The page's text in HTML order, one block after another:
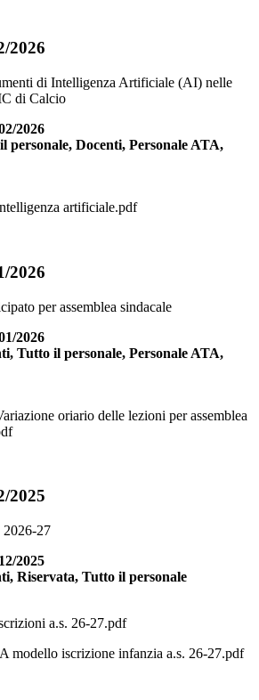
2026
di Intelligenza Artificiale (AI) nelle
di Calcio
2026
personale, Docenti, Personale ATA,
artificiale.pdf
2026
per assemblea sindacale
2026
Tutto il personale, Personale ATA,
oriario delle lezioni per assemblea
2025
2026-27
2025
Riservata, Tutto il personale
a.s. 26-27.pdf
modello iscrizione infanzia a.s. 26-27.pdf